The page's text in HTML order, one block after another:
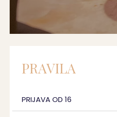
PRAVILA
PRIJAVA OD 16